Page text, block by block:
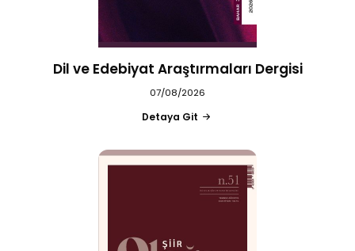
Dil ve Edebiyat Araştırmaları Dergisi
07/08/2026
Detaya Git